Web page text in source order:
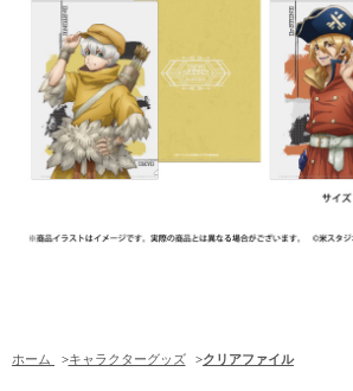
ホーム >キャラクターグッズ >クリアファイル